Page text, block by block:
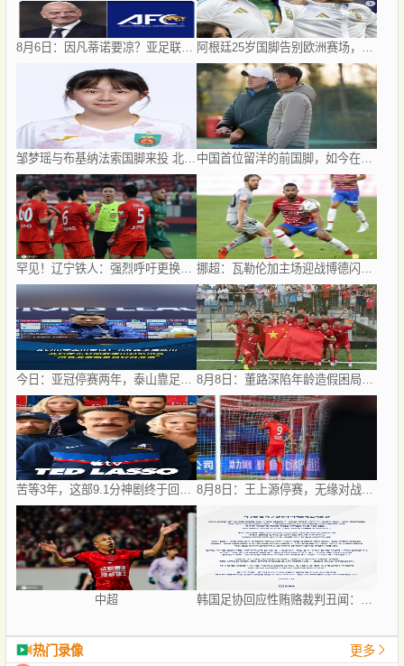
8月6日：因凡蒂诺要凉？亚足联反水、卡塔尔挺他，世界杯权力游戏比决赛点球还刺激！ 阿根廷25岁国脚告别欧洲赛场，世界杯后将重返阿超！
罕见！辽宁铁人：强烈呼吁更换辽宁德比主裁 屡现争议判罚 挪超：瓦勒伦加主场迎战博德闪耀，双方都残缺的首尾大战怎么看，比分预测赛事分析
中超 韩国足协回应性贿赂裁判丑闻：目前不存在此类不当行为
热门录像 更多